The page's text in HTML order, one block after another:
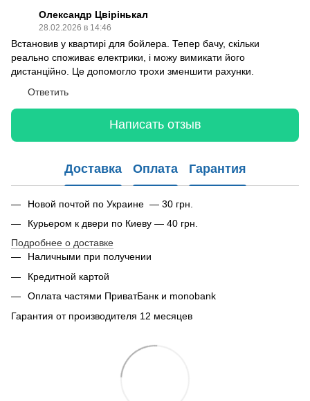
Олександр Цвірінькал
28.02.2026 в 14:46
Встановив у квартирі для бойлера. Тепер бачу, скільки
реально споживає електрики, і можу вимикати його
дистанційно. Це допомогло трохи зменшити рахунки.
Ответить
Написать отзыв
Доставка Оплата Гарантия
Новой почтой по Украине — 30 грн.
Курьером к двери по Киеву — 40 грн.
Подробнее о доставке
Наличными при получении
Кредитной картой
Оплата частями ПриватБанк и monobank
Гарантия от производителя 12 месяцев